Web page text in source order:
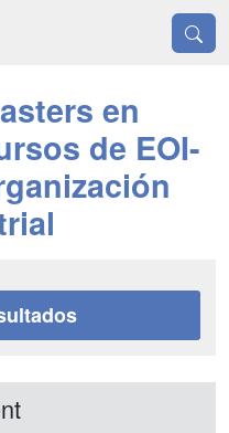
en
de EOI-